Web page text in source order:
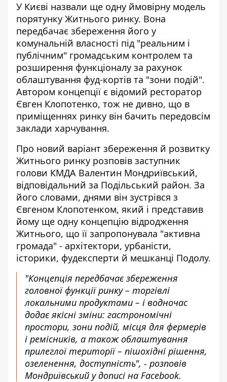
У Києві назвали ще одну ймовірну модель
порятунку Житнього ринку. Вона
передбачає збереження його у
комунальній власності під "реальним і
публічним" громадським контролем та
розширення функціоналу за рахунок
облаштування фуд-кортів та "зони подій".
Автором концепції є відомий ресторатор
Євген Клопотенко, тож не дивно, що в
приміщеннях ринку він бачить передовсім
заклади харчування.
Про новий варіант збереження й розвитку
Житнього ринку розповів заступник
голови КМДА Валентин Мондриївський,
відповідальний за Подільський район. За
його словами, днями він зустрівся з
Євгеном Клопотенком, який і представив
йому ще одну концепцію відродження
Житнього, що її запропонувала "активна
громада" - архітектори, урбаністи,
історики, фудексперти й мешканці Подолу.
"Концепція передбачає збереження
головної функції ринку – торгівлі
локальними продуктами – і водночас
додає якісні зміни: гастрономічні
простори, зони подій, місця для фермерів
і ремісників, а також облаштування
прилеглої території – пішохідні рішення,
озеленення, доступність", - розповів
Мондриївський у дописі на Facebook.